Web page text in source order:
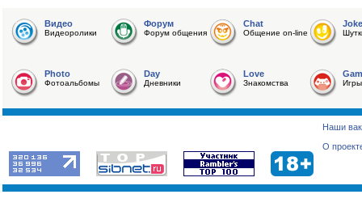
Видео
Видеоролики
Форум
Форум общения
Chat
Общение on-line
Joke
Photo
Фотоальбомы
Day
Дневники
Love
Знакомства Игры
Наши
О